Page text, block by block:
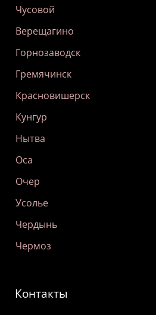
Чусовой
Верещагино
Горнозаводск
Гремячинск
Красновишерск
Кунгур
Нытва
Оса
Очер
Усолье
Чердынь
Чермоз
Контакты